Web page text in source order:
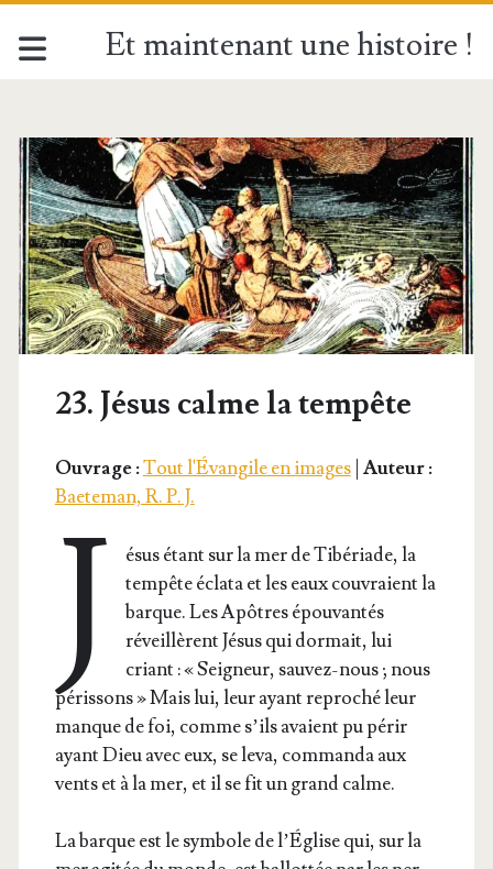
Et maintenant une histoire !
23. Jésus calme la tempête
Ouvrage :Tout l'Évangile en images| Auteur :
Baeteman, R. P. J.
J
ésus étant sur la mer de Tibé­riade, la
tem­pête écla­ta et les eaux cou­vraient la
barque. Les Apôtres épou­van­tés
réveillèrent Jésus qui dor­mait, lui
criant : « Sei­gneur, sau­vez-nous ; nous
péris­sons » Mais lui, leur ayant repro­ché leur
manque de foi, comme s’ils avaient pu périr
ayant Dieu avec eux, se leva, com­man­da aux
vents et à la mer, et il se fit un grand calme.
La barque est le sym­bole de l’É­glise qui, sur la